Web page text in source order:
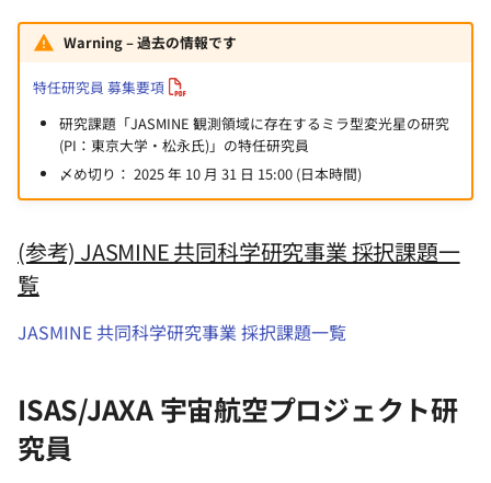
Warning – 過去の情報です
特任研究員 募集要項
研究課題「JASMINE 観測領域に存在するミラ型変光星の研究
(PI：東京大学・松永氏)」の特任研究員
〆め切り： 2025 年 10 月 31 日 15:00 (日本時間)
(参考) JASMINE 共同科学研究事業 採択課題一
覧
JASMINE 共同科学研究事業 採択課題一覧
ISAS/JAXA 宇宙航空プロジェクト研
究員